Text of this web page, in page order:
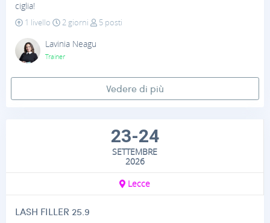
ciglia!
1 livello
2 giorni
5 posti
Lavinia Neagu
Trainer
Vedere di più
23-24
SETTEMBRE
2026
Lecce
LASH FILLER 25.9